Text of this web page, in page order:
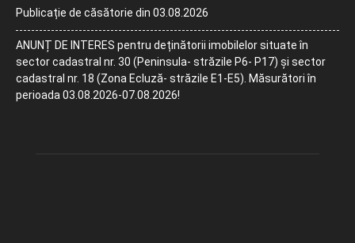
Publicație de căsătorie din 03.08.2026
ANUNȚ DE INTERES pentru deținătorii imobilelor situate în
sector cadastral nr. 30 (Peninsula- străzile P6- P17) și sector
cadastral nr. 18 (Zona Ecluză- străzile E1-E5). Măsurători în
perioada 03.08.2026-07.08.2026!